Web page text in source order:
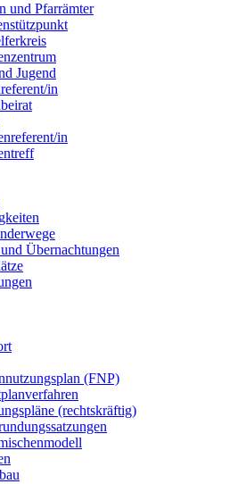
und Pfarrämter
Jugend
in
in
Übernachtungen
(FNP)
(rechtskräftig)